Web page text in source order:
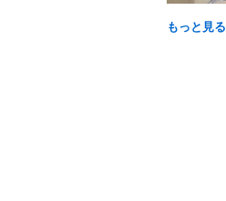
もっと見る